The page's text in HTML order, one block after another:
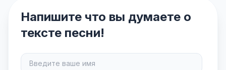
Напишите что вы думаете о
тексте песни!